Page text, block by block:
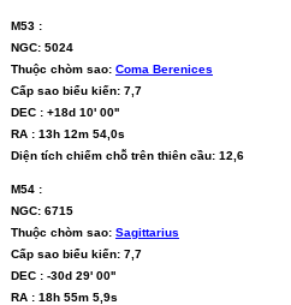
M53 :
NGC: 5024
Thuộc chòm sao: Coma Berenices
Cấp sao biểu kiến: 7,7
DEC : +18d 10' 00''
RA : 13h 12m 54,0s
Diện tích chiếm chỗ trên thiên cầu: 12,6
M54 :
NGC: 6715
Thuộc chòm sao: Sagittarius
Cấp sao biểu kiến: 7,7
DEC : -30d 29' 00''
RA : 18h 55m 5,9s